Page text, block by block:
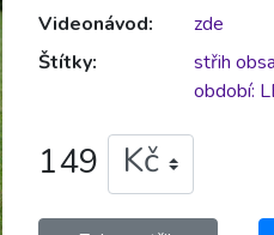
Videonávod:
zde
Štítky:
střih
období:
149